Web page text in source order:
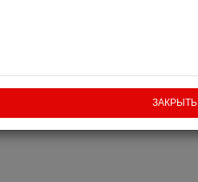
ЗАКРЫТЬ